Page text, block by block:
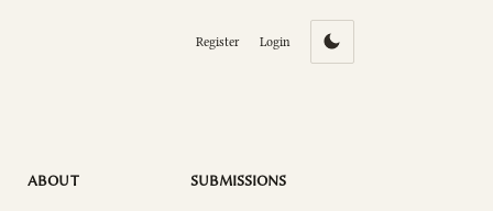
ABOUT SUBMISSIONS
Register Login